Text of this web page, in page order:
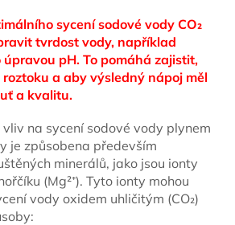
sycení sodové vody CO₂
tvrdost vody, například
úpravou pH. To pomáhá zajistit,
roztoku a aby výsledný nápoj měl
a kvalitu.
na sycení sodové vody plynem
je způsobena především
minerálů, jako jsou ionty
(Mg²⁺). Tyto ionty mohou
vody oxidem uhličitým (CO₂)